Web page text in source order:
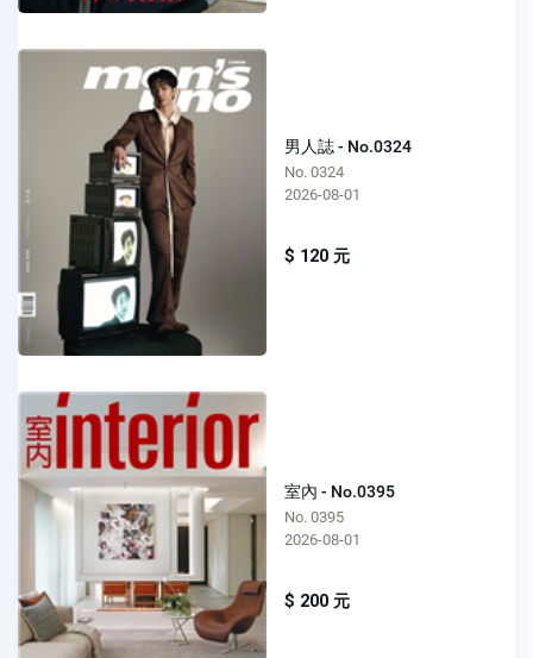
男人誌 - No.0324
No. 0324
2026-08-01
$ 120 元
室內 - No.0395
No. 0395
2026-08-01
$ 200 元